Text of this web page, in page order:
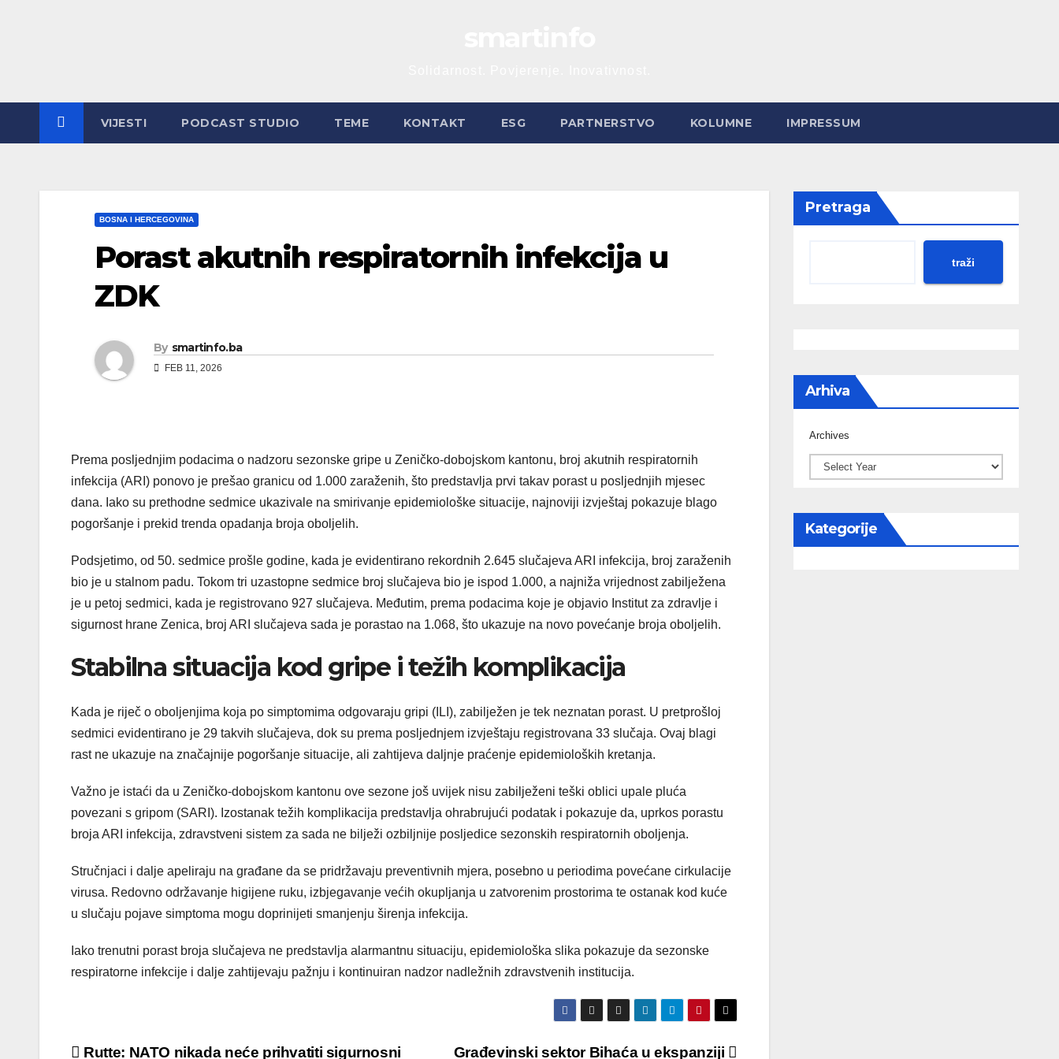
VIJESTI PODCAST STUDIO TEME KONTAKT ESG PARTNERSTVO KOLUMNE IMPRESSUM
BOSNA I HERCEGOVINA
Porast akutnih respiratornih infekcija u
ZDK
By smartinfo.ba
FEB 11, 2026
Prema posljednjim podacima o nadzoru sezonske gripe u Zeničko-dobojskom kantonu, broj akutnih respiratornih
infekcija (ARI) ponovo je prešao granicu od 1.000 zaraženih, što predstavlja prvi takav porast u posljednjih mjesec
dana. Iako su prethodne sedmice ukazivale na smirivanje epidemiološke situacije, najnoviji izvještaj pokazuje blago
pogoršanje i prekid trenda opadanja broja oboljelih.
Podsjetimo, od 50. sedmice prošle godine, kada je evidentirano rekordnih 2.645 slučajeva ARI infekcija, broj zaraženih
bio je u stalnom padu. Tokom tri uzastopne sedmice broj slučajeva bio je ispod 1.000, a najniža vrijednost zabilježena
je u petoj sedmici, kada je registrovano 927 slučajeva. Međutim, prema podacima koje je objavio Institut za zdravlje i
sigurnost hrane Zenica, broj ARI slučajeva sada je porastao na 1.068, što ukazuje na novo povećanje broja oboljelih.
Stabilna situacija kod gripe i težih komplikacija
Kada je riječ o oboljenjima koja po simptomima odgovaraju gripi (ILI), zabilježen je tek neznatan porast. U pretprošloj
sedmici evidentirano je 29 takvih slučajeva, dok su prema posljednjem izvještaju registrovana 33 slučaja. Ovaj blagi
rast ne ukazuje na značajnije pogoršanje situacije, ali zahtijeva daljnje praćenje epidemioloških kretanja.
Važno je istaći da u Zeničko-dobojskom kantonu ove sezone još uvijek nisu zabilježeni teški oblici upale pluća
povezani s gripom (SARI). Izostanak težih komplikacija predstavlja ohrabrujući podatak i pokazuje da, uprkos porastu
broja ARI infekcija, zdravstveni sistem za sada ne bilježi ozbiljnije posljedice sezonskih respiratornih oboljenja.
Stručnjaci i dalje apeliraju na građane da se pridržavaju preventivnih mjera, posebno u periodima povećane cirkulacije
virusa. Redovno održavanje higijene ruku, izbjegavanje većih okupljanja u zatvorenim prostorima te ostanak kod kuće
u slučaju pojave simptoma mogu doprinijeti smanjenju širenja infekcija.
Iako trenutni porast broja slučajeva ne predstavlja alarmantnu situaciju, epidemiološka slika pokazuje da sezonske
respiratorne infekcije i dalje zahtijevaju pažnju i kontinuiran nadzor nadležnih zdravstvenih institucija.
Građevinski sektor Bihaća u ekspanziji
Rutte: NATO nikada neće prihvatiti sigurnosni
Pretraga
traži
Arhiva
Archives
Kategorije